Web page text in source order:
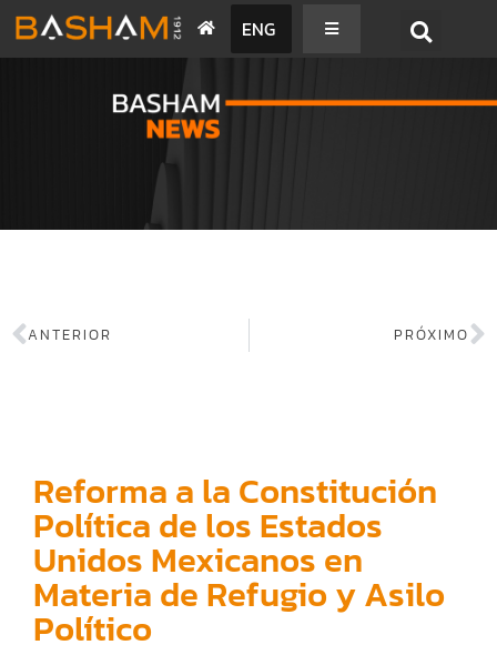
ENG
ANTERIOR PRÓXIMO
Reforma a la Constitución
Política de los Estados
Unidos Mexicanos en
Materia de Refugio y Asilo
Político